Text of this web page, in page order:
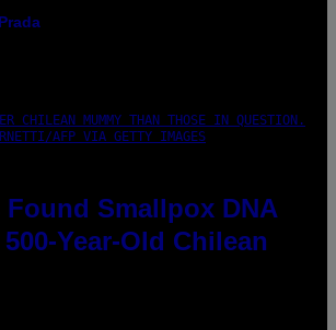
CHILEAN MUMMY THAN THOSE IN QUESTION.
AFP VIA GETTY IMAGES
Smallpox DNA
Year-Old Chilean